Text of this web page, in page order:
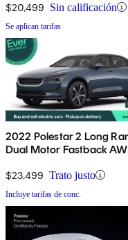
$20,499 Sin calificación
Se aplican tarifas
2022 Polestar 2 Long
Dual Motor Fastback
$23,499 Trato justo
Incluye tarifas de conc.